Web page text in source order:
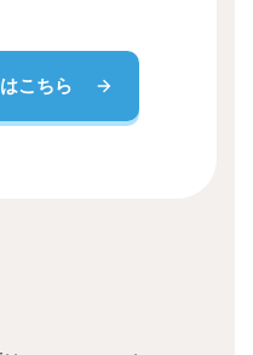
こちら